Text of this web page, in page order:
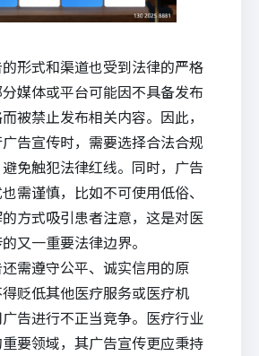
形式和渠道也受到法律的严格
媒体或平台可能因不具备发布
被禁止发布相关内容。因此，
告宣传时，需要选择合法合规
免触犯法律红线。同时，广告
需谨慎，比如不可使用低俗、
方式吸引患者注意，这是对医
又一重要法律边界。
需遵守公平、诚实信用的原
贬低其他医疗服务或医疗机
告进行不正当竞争。医疗行业
要领域，其广告宣传更应秉持